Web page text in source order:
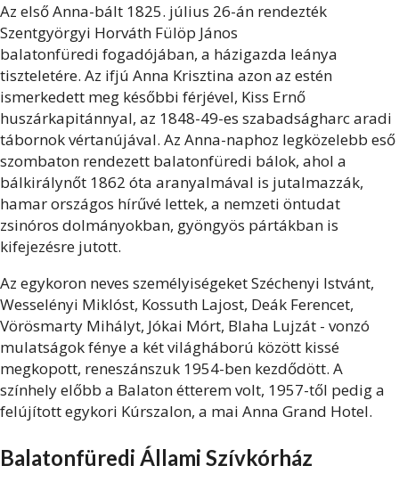
Az első Anna-bált 1825. július 26-án rendezték
Szentgyörgyi Horváth Fülöp János
balatonfüredi fogadójában, a házigazda leánya
tiszteletére. Az ifjú Anna Krisztina azon az estén
ismerkedett meg későbbi férjével, Kiss Ernő
huszárkapitánnyal, az 1848-49-es szabadságharc aradi
tábornok vértanújával. Az Anna-naphoz legközelebb eső
szombaton rendezett balatonfüredi bálok, ahol a
bálkirálynőt 1862 óta aranyalmával is jutalmazzák,
hamar országos hírűvé lettek, a nemzeti öntudat
zsinóros dolmányokban, gyöngyös pártákban is
kifejezésre jutott.
Az egykoron neves személyiségeket Széchenyi Istvánt,
Wesselényi Miklóst, Kossuth Lajost, Deák Ferencet,
Vörösmarty Mihályt, Jókai Mórt, Blaha Lujzát - vonzó
mulatságok fénye a két világháború között kissé
megkopott, reneszánszuk 1954-ben kezdődött. A
színhely előbb a Balaton étterem volt, 1957-től pedig a
felújított egykori Kúrszalon, a mai Anna Grand Hotel.
Balatonfüredi Állami Szívkórház